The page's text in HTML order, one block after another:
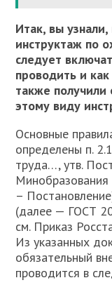
Итак, вы
инструктаж по
следует
проводить и
также
этому виду
Основные
определены п.
труда…, утв.
–
(далее — ГОСТ
см. Приказ
Из указанных
обязательный
проводится в